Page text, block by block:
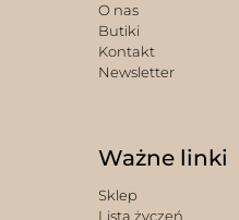
O nas
Butiki
Kontakt
Newsletter
Ważne linki
Sklep
Lista życzeń